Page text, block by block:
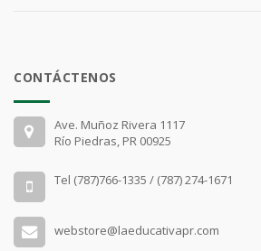
CONTÁCTENOS
Ave. Muñoz Rivera 1117
Río Piedras, PR 00925
Tel (787)766-1335 / (787) 274-1671
webstore@laeducativapr.com